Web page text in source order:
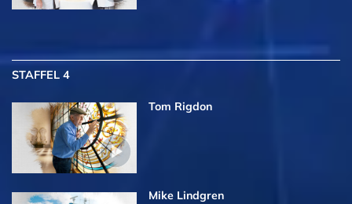
STAFFEL 4
Tom Rigdon
Mike Lindgren